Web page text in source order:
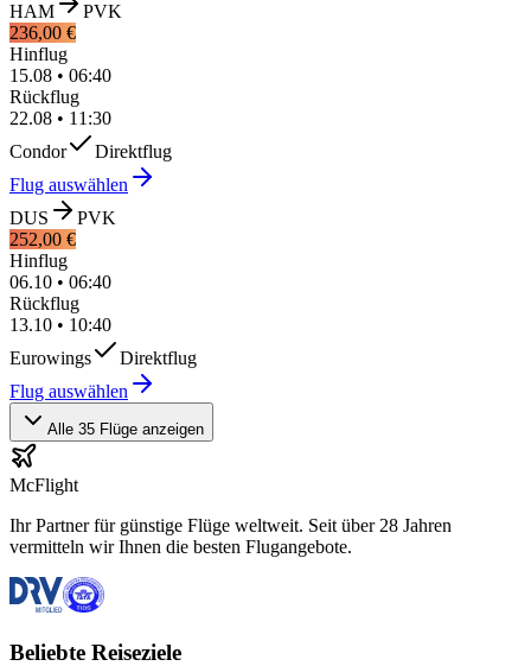
HAM
PVK
236,00 €
Hinflug
15.08 • 06:40
Rückflug
22.08 • 11:30
Condor
Direktflug
Flug auswählen
DUS
PVK
252,00 €
Hinflug
06.10 • 06:40
Rückflug
13.10 • 10:40
Eurowings
Direktflug
Flug auswählen
Alle 35 Flüge anzeigen
McFlight
Ihr Partner für günstige Flüge weltweit. Seit über 28 Jahren
vermitteln wir Ihnen die besten Flugangebote.
Beliebte Reiseziele